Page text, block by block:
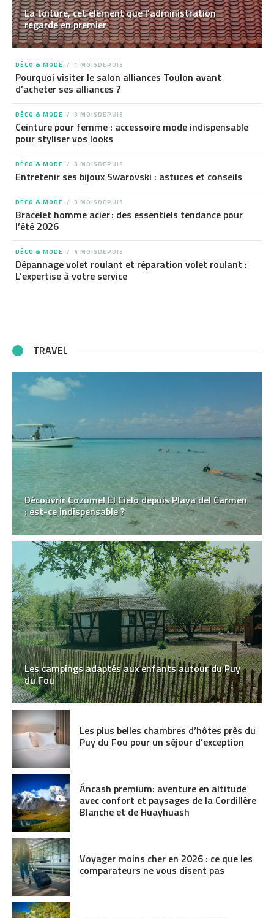
La toiture, cet élément que l’administration
regarde en premier
DÉCO & MODE 1 MOISDEPUIS
Pourquoi visiter le salon alliances Toulon avant
d’acheter ses alliances ?
DÉCO & MODE 3 MOISDEPUIS
Ceinture pour femme : accessoire mode indispensable
pour styliser vos looks
DÉCO & MODE 3 MOISDEPUIS
Entretenir ses bijoux Swarovski : astuces et conseils
DÉCO & MODE 3 MOISDEPUIS
Bracelet homme acier : des essentiels tendance pour
l’été 2026
DÉCO & MODE 4 MOISDEPUIS
Dépannage volet roulant et réparation volet roulant :
L’expertise à votre service
TRAVEL
Découvrir Cozumel El Cielo depuis Playa del Carmen
: est-ce indispensable ?
Les campings adaptés aux enfants autour du Puy
du Fou
Les plus belles chambres d’hôtes près du
Puy du Fou pour un séjour d’exception
Áncash premium: aventure en altitude
avec confort et paysages de la Cordillère
Blanche et de Huayhuash
Voyager moins cher en 2026 : ce que les
comparateurs ne vous disent pas